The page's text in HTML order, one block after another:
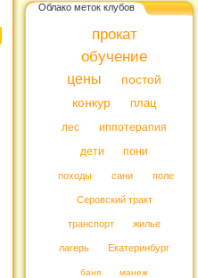
Облако меток клубов
прокат
обучение
цены
постой
конкур
плац
лес
иппотерапия
дети
пони
походы сани поле
Серовский тракт
транспорт жилье
лагерь Екатеринбург
баня манеж